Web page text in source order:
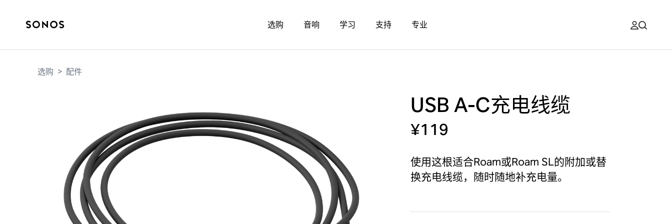
选购 音响 学习 支持 专业
选购 > 配件
USB A-C充电线缆
¥119
使用这根适合Roam或Roam SL的附加或替
换充电线缆，随时随地补充电量。